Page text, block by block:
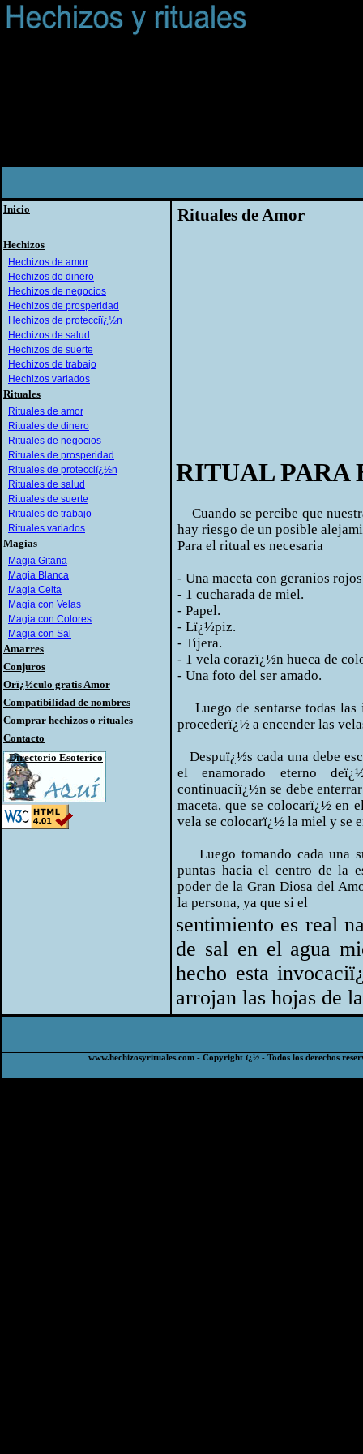
Inicio
Hechizos
Hechizos de amor
Hechizos de dinero
Hechizos de negocios
Hechizos de prosperidad
Hechizos de protecciï¿½n
Hechizos de salud
Hechizos de suerte
Hechizos de trabajo
Hechizos variados
Rituales
Rituales de amor
Rituales de dinero
Rituales de negocios
Rituales de prosperidad
Rituales de protecciï¿½n
Rituales de salud
Rituales de suerte
Rituales de trabajo
Rituales variados
Magias
Magia Gitana
Magia Blanca
Magia Celta
Magia con Velas
Magia con Colores
Magia con Sal
Amarres
Conjuros
Orï¿½culo gratis Amor
Compatibilidad de nombres
Comprar hechizos o rituales
Contacto
Directorio Esoterico
Rituales de Amor
RITUAL PARA
Cuando se percibe que
hay riesgo de un posible
Para el ritual es necesaria
- Una maceta con geranios
- 1 cucharada de miel.
- Papel.
- Lï¿½piz.
- Tijera.
- 1 vela corazï¿½n hueca de
- Una foto del ser amado.
Luego de sentarse todas las
procederï¿½ a encender las
Despuï¿½s cada una debe
el enamorado eterno
continuaciï¿½n se debe
maceta, que se colocarï¿½ en
vela se colocarï¿½ la miel y se
Luego tomando cada una
puntas hacia el centro de la
poder de la Gran Diosa del
la persona, ya que si el
sentimiento es real
de sal en el agua
hecho esta
arrojan las hojas de
www.hechizosyrituales.com - Copyright ï¿½ - Todos los derechos